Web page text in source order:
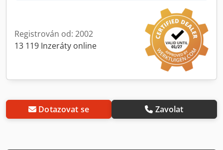
Registrován od: 2002
13 119 Inzeráty online
Dotazovat se Zavolat